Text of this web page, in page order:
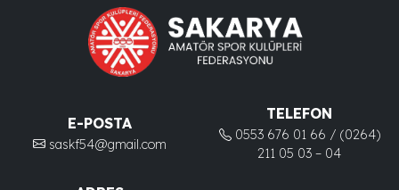
E-POSTA
saskf54@gmail.com
TELEFON
0553 676 01 66 / (0264)
211 05 03 – 04